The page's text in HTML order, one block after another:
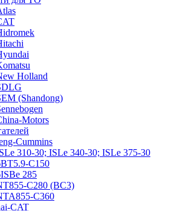
Holland
(Shandong)
Motors
Cummins
310-30; ISLe 340-30; ISLe 375-30
C150
285
C280 (BC3)
C360
CAT